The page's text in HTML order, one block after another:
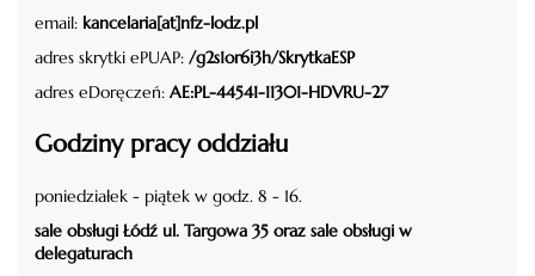
email: kancelaria[at]nfz-lodz.pl
adres skrytki ePUAP: /g2s1or6i3h/SkrytkaESP
adres eDoręczeń: AE:PL-44541-11301-HDVRU-27
Godziny pracy oddziału
poniedziałek - piątek w godz. 8 - 16.
sale obsługi Łódź ul. Targowa 35 oraz sale obsługi w
delegaturach